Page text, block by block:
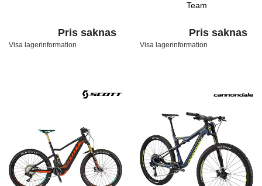
Pris saknas
Visa lagerinformation
Team
Pris saknas
Visa lagerinformation